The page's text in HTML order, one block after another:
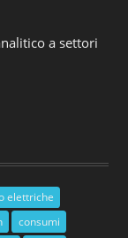
a settori
elettriche
consumi